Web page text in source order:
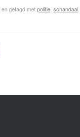
en getagd metpolitie schandaal